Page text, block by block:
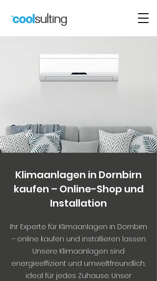
Klimaanlagen in Dornbirn
kaufen – Online-Shop und
Installation
Ihr Experte für Klimaanlagen in Dornbirn
– online kaufen und installieren lassen.
Unsere Klimaanlagen sind
energieeffizient und umweltfreundlich,
ideal für jedes Zuhause. Unser